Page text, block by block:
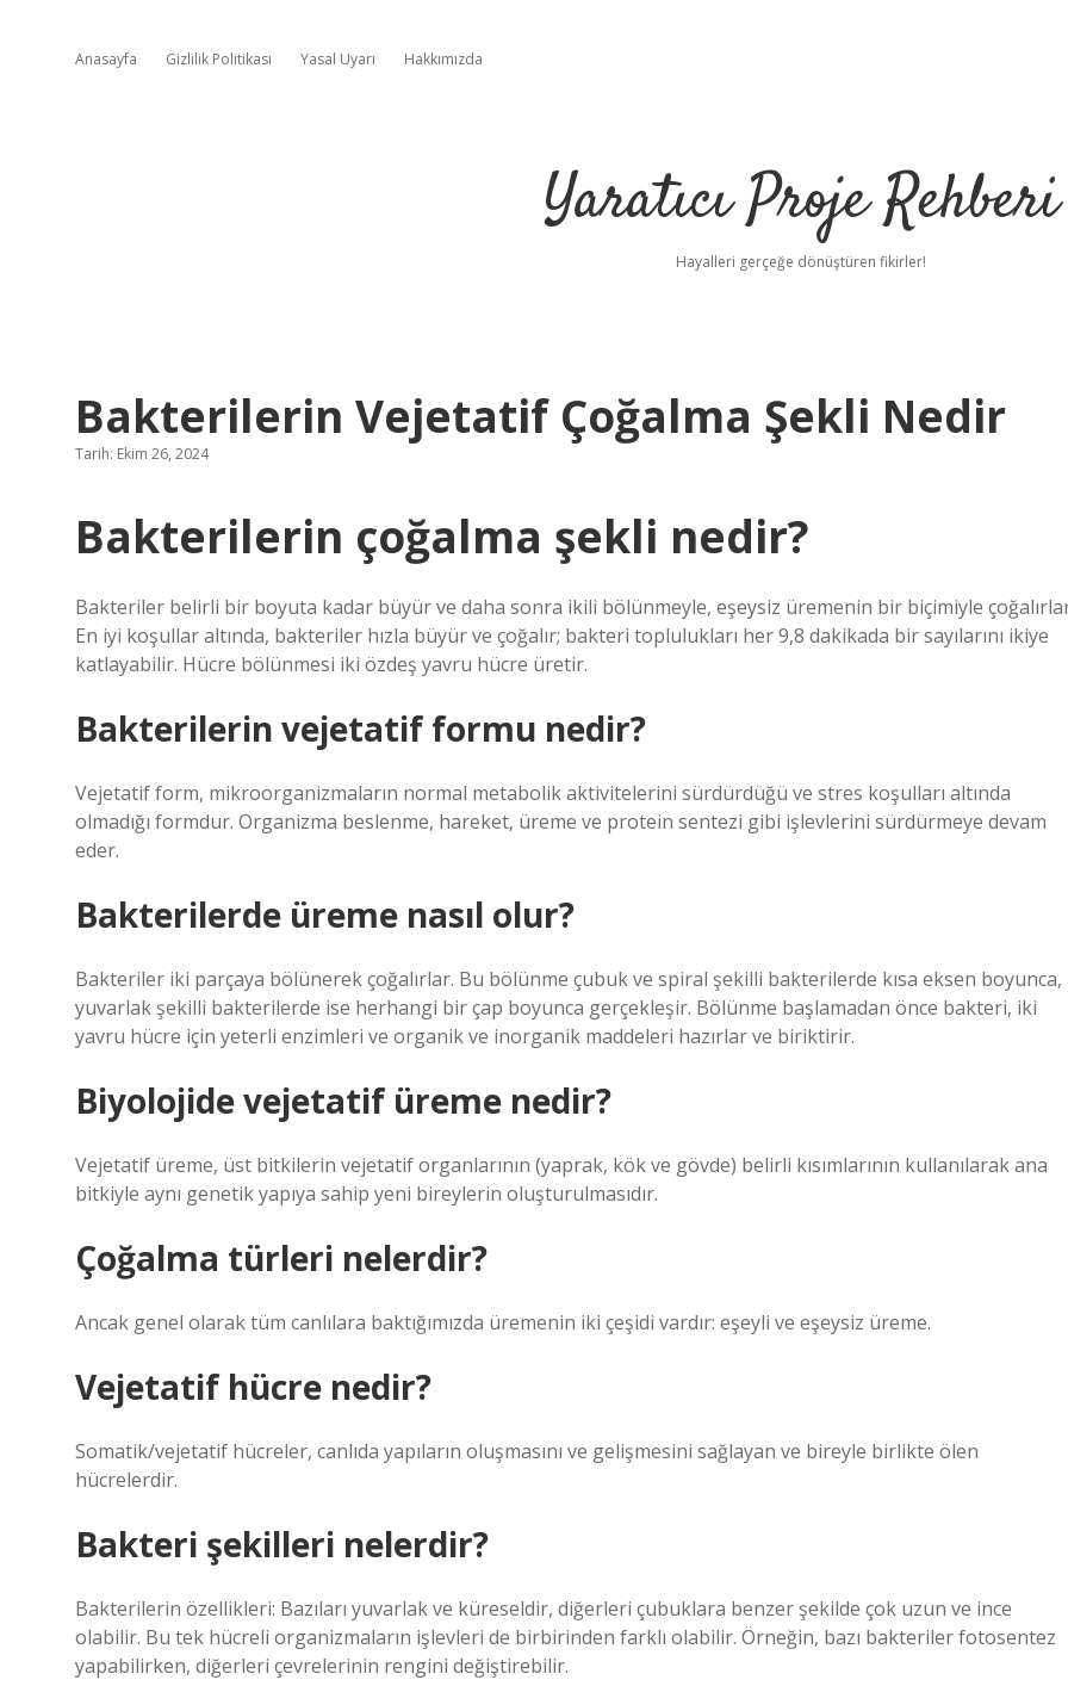
Anasayfa Gizlilik Politikası Yasal Uyarı Hakkımızda
Yaratıcı Proje Rehberi
Hayalleri gerçeğe dönüştüren fikirler!
Bakterilerin Vejetatif Çoğalma Şekli Nedir
Tarih: Ekim 26, 2024
Bakterilerin çoğalma şekli nedir?
Bakteriler belirli bir boyuta kadar büyür ve daha sonra ikili bölünmeyle, eşeysiz üremenin bir biçimiyle
En iyi koşullar altında, bakteriler hızla büyür ve çoğalır; bakteri toplulukları her 9,8 dakikada bir sayılarını ikiye
katlayabilir. Hücre bölünmesi iki özdeş yavru hücre üretir.
Bakterilerin vejetatif formu nedir?
Vejetatif form, mikroorganizmaların normal metabolik aktivitelerini sürdürdüğü ve stres koşulları altında
olmadığı formdur. Organizma beslenme, hareket, üreme ve protein sentezi gibi işlevlerini sürdürmeye devam
eder.
Bakterilerde üreme nasıl olur?
Bakteriler iki parçaya bölünerek çoğalırlar. Bu bölünme çubuk ve spiral şekilli bakterilerde kısa eksen boyunca,
yuvarlak şekilli bakterilerde ise herhangi bir çap boyunca gerçekleşir. Bölünme başlamadan önce bakteri, iki
yavru hücre için yeterli enzimleri ve organik ve inorganik maddeleri hazırlar ve biriktirir.
Biyolojide vejetatif üreme nedir?
Vejetatif üreme, üst bitkilerin vejetatif organlarının (yaprak, kök ve gövde) belirli kısımlarının kullanılarak ana
bitkiyle aynı genetik yapıya sahip yeni bireylerin oluşturulmasıdır.
Çoğalma türleri nelerdir?
Ancak genel olarak tüm canlılara baktığımızda üremenin iki çeşidi vardır: eşeyli ve eşeysiz üreme.
Vejetatif hücre nedir?
Somatik/vejetatif hücreler, canlıda yapıların oluşmasını ve gelişmesini sağlayan ve bireyle birlikte ölen
hücrelerdir.
Bakteri şekilleri nelerdir?
Bakterilerin özellikleri: Bazıları yuvarlak ve küreseldir, diğerleri çubuklara benzer şekilde çok uzun ve ince
olabilir. Bu tek hücreli organizmaların işlevleri de birbirinden farklı olabilir. Örneğin, bazı bakteriler fotosentez
yapabilirken, diğerleri çevrelerinin rengini değiştirebilir.